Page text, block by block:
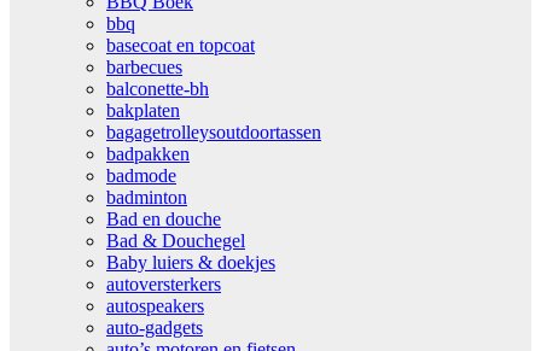
bbq
basecoat en topcoat
barbecues
balconette-bh
bakplaten
bagagetrolleysoutdoortassen
badpakken
badmode
badminton
Bad en douche
Bad & Douchegel
Baby luiers & doekjes
autoversterkers
autospeakers
auto-gadgets